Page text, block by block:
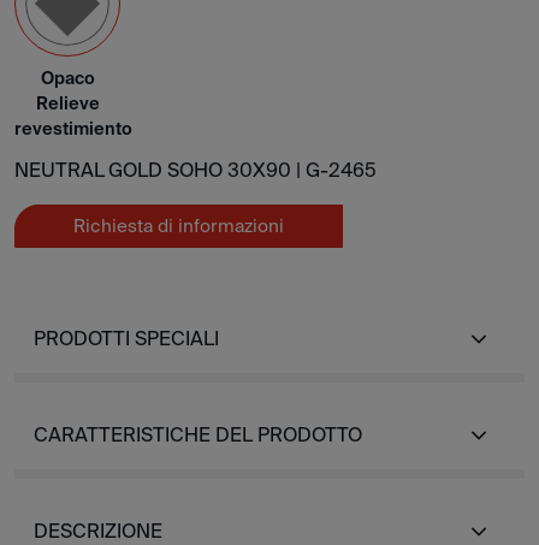
Opaco
Relieve
revestimiento
NEUTRAL GOLD SOHO 30X90 | G-2465
Richiesta di informazioni
PRODOTTI SPECIALI
CARATTERISTICHE DEL PRODOTTO
DESCRIZIONE